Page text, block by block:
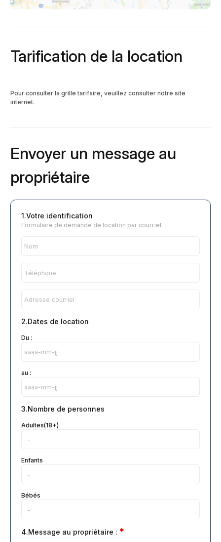
Envoyer un message au
propriétaire
Formulaire de demande de location par courriel.
1.Votre identification
2.Dates de location
Du :
au :
3.Nombre de personnes
Adultes(18+)
Enfants
Bébés
4.Message au propriétaire : *
Tarification de la location
Pour consulter la grille tarifaire, veuillez consulter notre site
internet.